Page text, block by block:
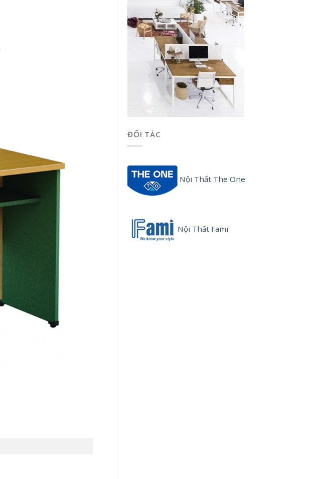
ĐỐI TÁC
Nội Thất The One
Nội Thất Fami